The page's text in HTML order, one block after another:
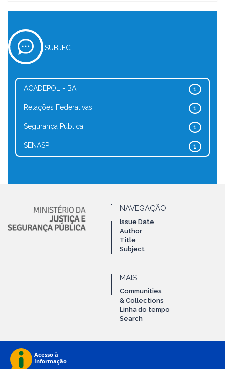
SUBJECT
1
ACADEPOL - BA
1
Relações Federativas
1
Segurança Pública
1
SENASP
NAVEGAÇÃO
Issue Date
Author
Title
Subject
MAIS
Communities
& Collections
Linha do tempo
Search